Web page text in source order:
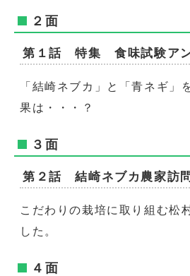
２面
第１話 特集 食味試験アン
「結崎ネブカ」と「青ネギ」
果は・・・？
３面
第２話 結崎ネブカ農家訪問
こだわりの栽培に取り組む松
した。
４面